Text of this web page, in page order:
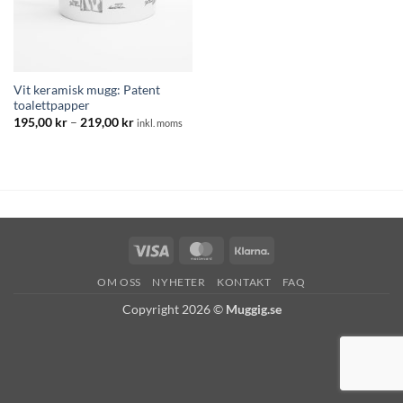
Vit keramisk mugg: Patent
toalettpapper
195,00 kr – 219,00 krPrisintervall:
inkl. moms
Visa MasterCard
OM OSS NYHETER KONTAKT FAQ
Copyright 2026 © Muggig.se